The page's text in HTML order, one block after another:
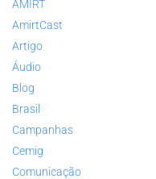
AMIRT
AmirtCast
Artigo
Áudio
Blog
Brasil
Campanhas
Cemig
Comunicação